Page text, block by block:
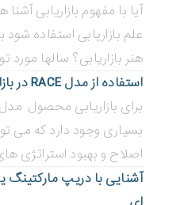
آیا با مفهوم بازاریابی آشنا
علم بازاریابی استفاده شود
هنر بازاریابی؟ سالها مورد
استفاده از مدل RACE در بازاریابی دیجیتال
برای بازاریابی محصول
بسیاری وجود دارد که می
اصلاح و بهبود استراتژی
آشنایی با دریپ مارکتینگ